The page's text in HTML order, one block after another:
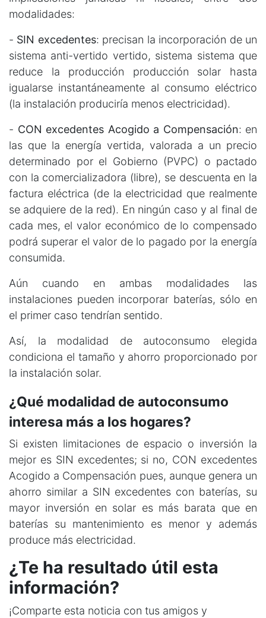
modalidades:
- SIN excedentes: precisan la incorporación de un
sistema anti-vertido vertido, sistema sistema que
reduce la producción producción solar hasta
igualarse instantáneamente al consumo eléctrico
(la instalación produciría menos electricidad).
- CON excedentes Acogido a Compensación: en
las que la energía vertida, valorada a un precio
determinado por el Gobierno (PVPC) o pactado
con la comercializadora (libre), se descuenta en la
factura eléctrica (de la electricidad que realmente
se adquiere de la red). En ningún caso y al final de
cada mes, el valor económico de lo compensado
podrá superar el valor de lo pagado por la energía
consumida.
Aún cuando en ambas modalidades las
instalaciones pueden incorporar baterías, sólo en
el primer caso tendrían sentido.
Así, la modalidad de autoconsumo elegida
condiciona el tamaño y ahorro proporcionado por
la instalación solar.
¿Qué modalidad de autoconsumo
interesa más a los hogares?
Si existen limitaciones de espacio o inversión la
mejor es SIN excedentes; si no, CON excedentes
Acogido a Compensación pues, aunque genera un
ahorro similar a SIN excedentes con baterías, su
mayor inversión en solar es más barata que en
baterías su mantenimiento es menor y además
produce más electricidad.
¿Te ha resultado útil esta
información?
¡Comparte esta noticia con tus amigos y